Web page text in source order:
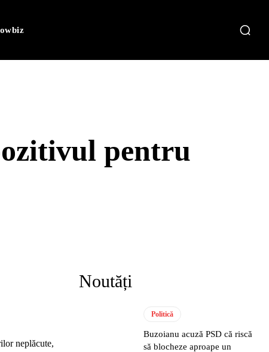
pentru
neplăcute,
Noutăți
Politică
Buzoianu acuză PSD că riscă
să blocheze aproape un